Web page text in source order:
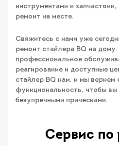
инструментами и
ремонт на месте.
Свяжитесь с нами уже
ремонт стайлера BQ на
профессиональное
реагирование и доступные
стайлер BQ нам, и мы вернем
функциональность, чтобы вы
безупречными прическами.
Сервис по